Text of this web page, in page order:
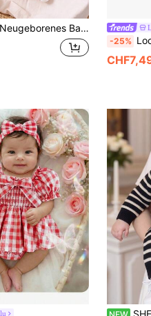
Artikel aus 3 lässig süß Bär, ländlich Blumen und Kirschdruck Rundhals Langarm Fuß-Bodysuit weicher Stoff geeignet für Ausflüge im Herbst/Winter
-25% Loomiva